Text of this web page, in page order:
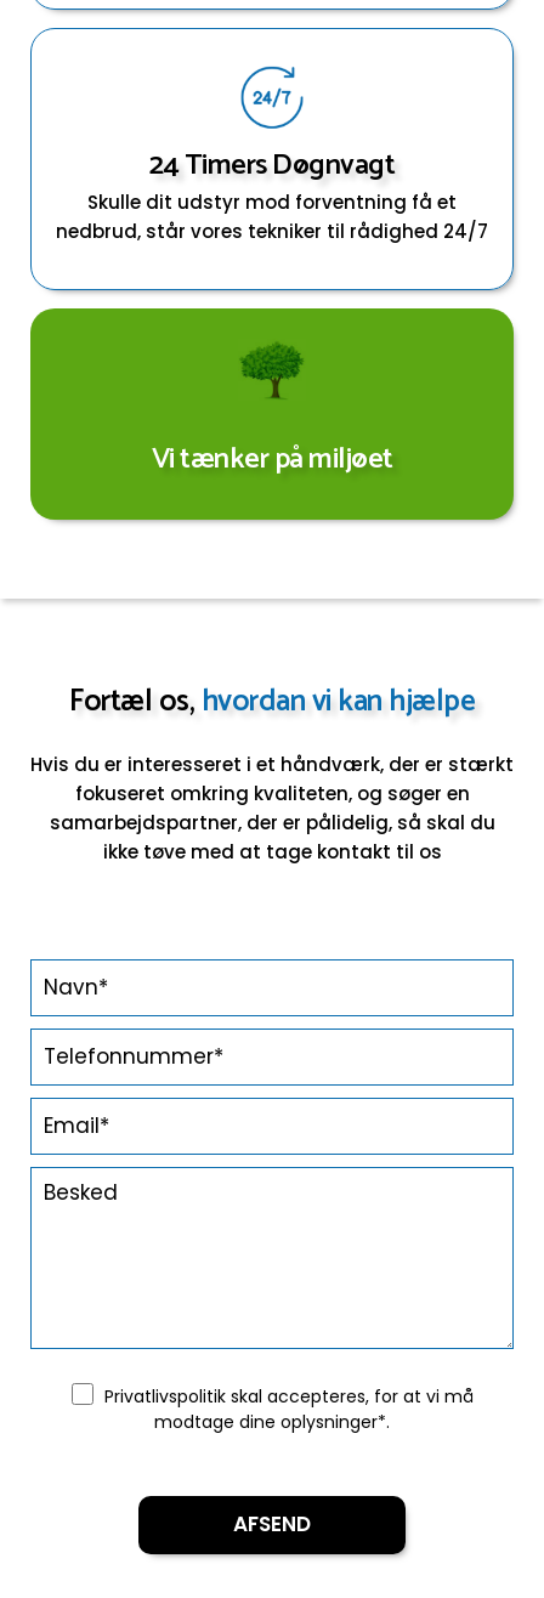
24 Timers Døgnvagt
Skulle dit udstyr mod forventning få et
nedbrud, står vores tekniker til rådighed 24/7
Vi tænker på miljøet
Fortæl os,hvordan vi kan hjælpe
Hvis du er interesseret i et håndværk, der er stærkt
fokuseret omkring kvaliteten, og søger en
samarbejdspartner,der er pålidelig, så skal du
ikke tøve med at tage kontakt til os
Privatlivspolitikskal accepteres, for at vi må
modtage dine oplysninger*.